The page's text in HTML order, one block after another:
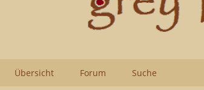
Übersicht Forum Suche